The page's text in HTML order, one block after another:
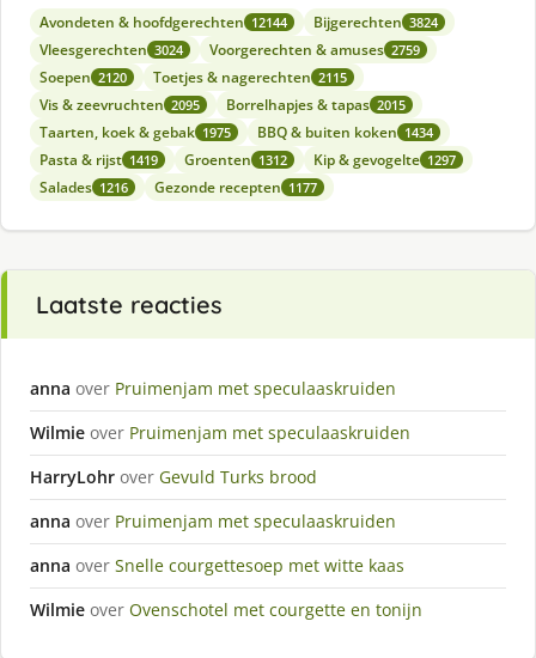
Avondeten & hoofdgerechten 12144 Bijgerechten 3824
Vleesgerechten 3024 Voorgerechten & amuses 2759
Soepen 2120 Toetjes & nagerechten 2115
Vis & zeevruchten 2095 Borrelhapjes & tapas 2015
Taarten, koek & gebak 1975 BBQ & buiten koken 1434
Pasta & rijst 1419 Groenten 1312 Kip & gevogelte 1297
Salades 1216 Gezonde recepten 1177
Laatste reacties
anna over Pruimenjam met speculaaskruiden
Wilmie over Pruimenjam met speculaaskruiden
HarryLohr over Gevuld Turks brood
anna over Pruimenjam met speculaaskruiden
anna over Snelle courgettesoep met witte kaas
Wilmie over Ovenschotel met courgette en tonijn